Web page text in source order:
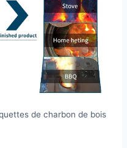
de charbon de bois